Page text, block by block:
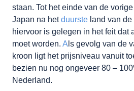
staan. Tot het einde van de
Japan na hetduurste land van
hiervoor is gelegen in het feit dat
moet worden. Als gevolg van de
kroon ligt het prijsniveau vanuit
bezien nu nog ongeveer 80 –
Nederland.